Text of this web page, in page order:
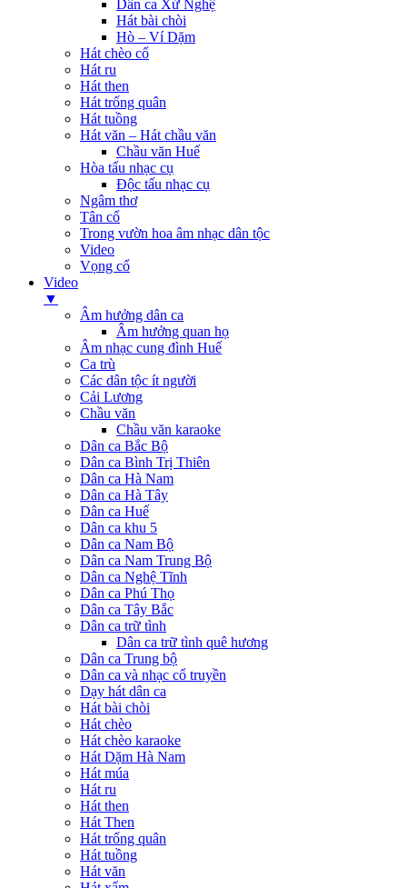
Dân ca Xứ Nghệ
Hát bài chòi
Hò – Ví Dặm
Hát chèo cổ
Hát ru
Hát then
Hát trống quân
Hát tuồng
Hát văn – Hát chầu văn
Chầu văn Huế
Hòa tấu nhạc cụ
Độc tấu nhạc cụ
Ngâm thơ
Tân cổ
Trong vườn hoa âm nhạc dân tộc
Video
Vọng cổ
Video
▼
Âm hưởng dân ca
Âm hưởng quan họ
Âm nhạc cung đình Huế
Ca trù
Các dân tộc ít người
Cải Lương
Chầu văn
Chầu văn karaoke
Dân ca Bắc Bộ
Dân ca Bình Trị Thiên
Dân ca Hà Nam
Dân ca Hà Tây
Dân ca Huế
Dân ca khu 5
Dân ca Nam Bộ
Dân ca Nam Trung Bộ
Dân ca Nghệ Tĩnh
Dân ca Phú Thọ
Dân ca Tây Bắc
Dân ca trữ tình
Dân ca trữ tình quê hương
Dân ca Trung bộ
Dân ca và nhạc cổ truyền
Dạy hát dân ca
Hát bài chòi
Hát chèo
Hát chèo karaoke
Hát Dặm Hà Nam
Hát múa
Hát ru
Hát then
Hát Then
Hát trống quân
Hát tuồng
Hát văn